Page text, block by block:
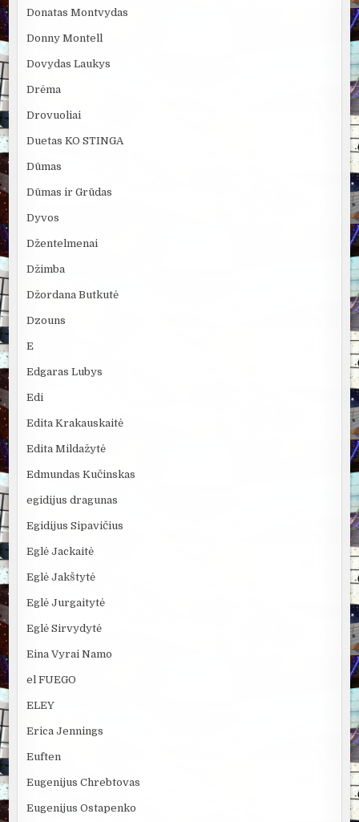
Donatas Montvydas
Donny Montell
Dovydas Laukys
Drėma
Drovuoliai
Duetas KO STINGA
Dūmas
Dūmas ir Grūdas
Dyvos
Džentelmenai
Džimba
Džordana Butkutė
Dzouns
E
Edgaras Lubys
Edi
Edita Krakauskaitė
Edita Mildažytė
Edmundas Kučinskas
egidijus dragunas
Egidijus Sipavičius
Eglė Jackaitė
Eglė Jakštytė
Eglė Jurgaitytė
Eglė Sirvydytė
Eina Vyrai Namo
el FUEGO
ELEY
Erica Jennings
Euften
Eugenijus Chrebtovas
Eugenijus Ostapenko